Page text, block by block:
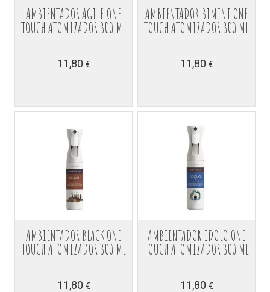
AMBIENTADOR AGILE ONE
TOUCH ATOMIZADOR 300 ML
11,80 €
AMBIENTADOR BIMINI ONE
TOUCH ATOMIZADOR 300 ML
11,80 €
AMBIENTADOR BLACK ONE
TOUCH ATOMIZADOR 300 ML
11,80 €
AMBIENTADOR IDOLO ONE
TOUCH ATOMIZADOR 300 ML
11,80 €